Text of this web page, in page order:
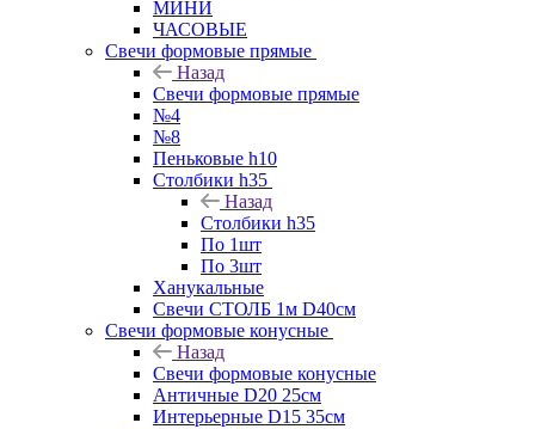
МИНИ
ЧАСОВЫЕ
Свечи формовые прямые
Назад
Свечи формовые прямые
№4
№8
Пеньковые h10
Столбики h35
Назад
Столбики h35
По 1шт
По 3шт
Ханукальные
Свечи СТОЛБ 1м D40см
Свечи формовые конусные
Назад
Свечи формовые конусные
Античные D20 25см
Интерьерные D15 35см